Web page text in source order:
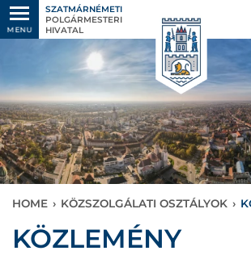
MENU
SZATMÁRNÉMETI
POLGÁRMESTERI
HIVATAL
HOME › KÖZSZOLGÁLATI OSZTÁLYOK ›
KÖZLEMÉNY